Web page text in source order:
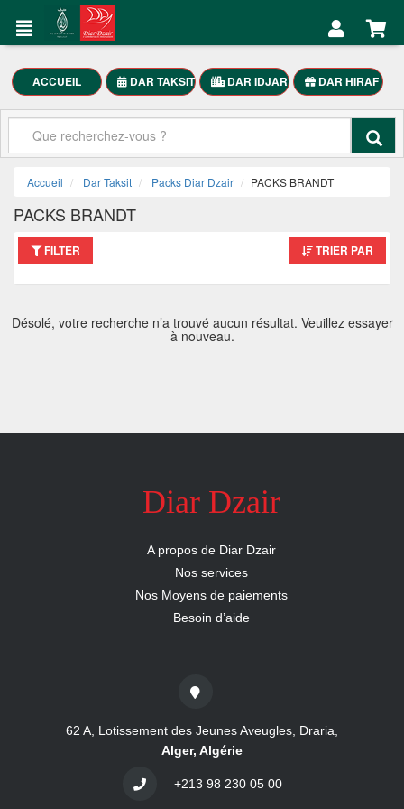
Accueil
Mon
العربية
DAR
DAR
TAKSIT
Meubles
Maison
Motocycle
Mon
Compte
ACCUEIL DAR TAKSIT DAR IDJAR DAR HIRAF
Accueil Dar Taksit Packs Diar Dzair PACKS BRANDT
PACKS BRANDT
FILTER TRIER PAR
Désolé, votre recherche n’a trouvé aucun résultat. Veuillez essayer
à nouveau.
Diar Dzair
A propos de Diar Dzair
Nos services
Nos Moyens de paiements
Besoin d’aide
62 A, Lotissement des Jeunes Aveugles, Draria,
Alger, Algérie
+213 98 230 05 00